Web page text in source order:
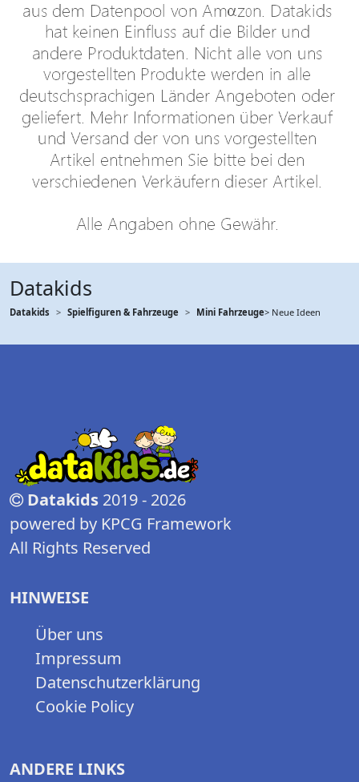
Datakids
Datakids Spielfiguren & Fahrzeuge Mini Fahrzeuge> Neue Ideen
Datakids 2019 - 2026
powered by KPCG Framework
All Rights Reserved
HINWEISE
Über uns
Impressum
Datenschutzerklärung
Cookie Policy
ANDERE LINKS